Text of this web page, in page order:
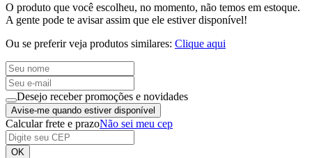
O produto que você escolheu, no momento, não temos em estoque.
A gente pode te avisar assim que ele estiver disponível!
Ou se preferir veja produtos similares: Clique aqui
Desejo receber promoções e novidades
Avise-me quando estiver disponível
Calcular frete e prazoNão sei meu cep
OK